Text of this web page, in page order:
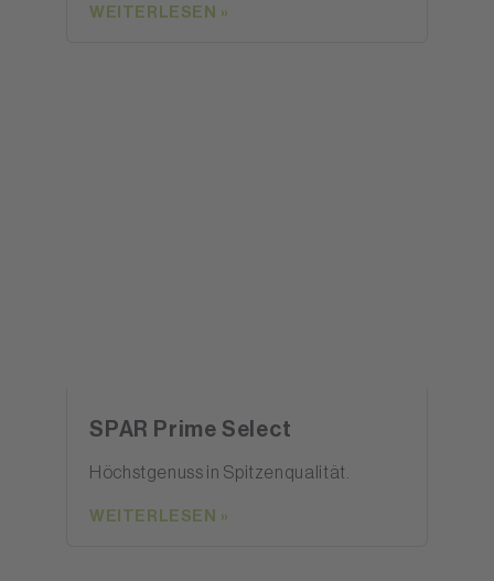
WEITERLESEN »
SPAR Prime Select
Höchstgenuss in Spitzenqualität.
WEITERLESEN »